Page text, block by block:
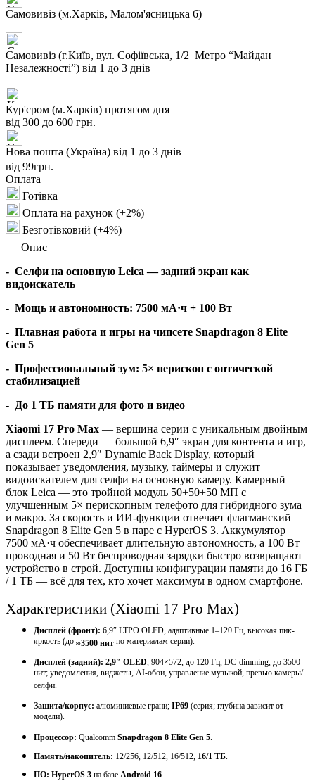
Самовивіз (м.Харків, Малом'ясницька 6)
Самовивіз (г.Київ, вул. Софіївська, 1/2 Метро “Майдан
Незалежності”) від 1 до 3 днів
Кур'єром (м.Харків) протягом дня
від 300 до 600 грн.
Нова пошта (Україна) від 1 до 3 днів
від 99грн.
Оплата
Готівка
Оплата на рахунок (+2%)
Безготівковий (+4%)
Опис
- Селфи на основную Leica — задний экран как
видоискатель
- Мощь и автономность: 7500 мА·ч + 100 Вт
- Плавная работа и игры на чипсете Snapdragon 8 Elite
Gen 5
- Профессиональный зум: 5× перископ с оптической
стабилизацией
- До 1 ТБ памяти для фото и видео
Xiaomi 17 Pro Max — вершина серии с уникальным двойным
дисплеем. Спереди — большой 6,9″ экран для контента и игр,
а сзади встроен 2,9″ Dynamic Back Display, который
показывает уведомления, музыку, таймеры и служит
видоискателем для селфи на основную камеру. Камерный
блок Leica — это тройной модуль 50+50+50 МП с
улучшенным 5× перископным телефото для гибридного зума
и макро. За скорость и ИИ-функции отвечает флагманский
Snapdragon 8 Elite Gen 5 в паре с HyperOS 3. Аккумулятор
7500 мА·ч обеспечивает длительную автономность, а 100 Вт
проводная и 50 Вт беспроводная зарядки быстро возвращают
устройство в строй. Доступны конфигурации памяти до 16 ГБ
/ 1 ТБ — всё для тех, кто хочет максимум в одном смартфоне.
Характеристики (Xiaomi 17 Pro Max)
Дисплей (фронт): 6,9″ LTPO OLED, адаптивные 1–120 Гц, высокая пик-
яркость (до ≈3500 нит по материалам серии).
Дисплей (задний): 2,9″ OLED, 904×572, до 120 Гц, DC-dimming, до 3500
нит; уведомления, виджеты, AI-обои, управление музыкой, превью камеры/
селфи.
Защита/корпус: алюминиевые грани; IP69 (серия; глубина зависит от
модели).
Процессор: Qualcomm Snapdragon 8 Elite Gen 5.
Память/накопитель: 12/256, 12/512, 16/512, 16/1 ТБ
ПО: HyperOS 3 на базе Android 16.